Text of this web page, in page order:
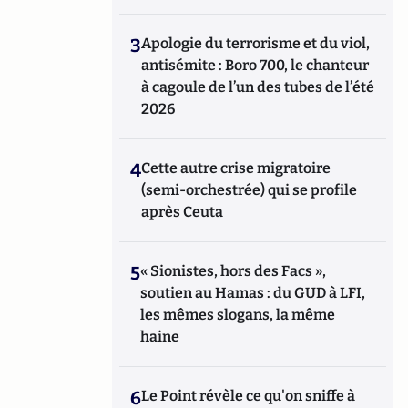
3Apologie du terrorisme et du viol,
antisémite : Boro 700, le chanteur
à cagoule de l’un des tubes de l’été
2026
4Cette autre crise migratoire
(semi-orchestrée) qui se profile
après Ceuta
5« Sionistes, hors des Facs »,
soutien au Hamas : du GUD à LFI,
les mêmes slogans, la même
haine
6Le Point révèle ce qu'on sniffe à